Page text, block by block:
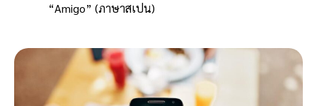
“Amigo” (ภาษาสเปน)